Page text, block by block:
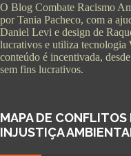
O Blog Combate Racismo
por Tania Pacheco, com a
Daniel Levi e design de
lucrativos e utiliza tecnologia
conteúdo é incentivada,
sem fins lucrativos.
MAPA DE
INJUSTIÇA